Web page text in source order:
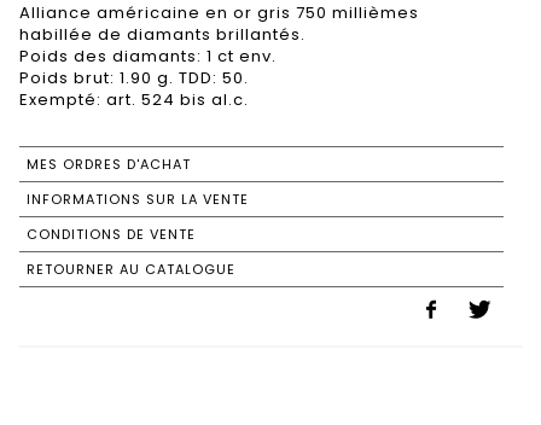
Alliance américaine en or gris 750 millièmes
habillée de diamants brillantés.
Poids des diamants: 1 ct env.
Poids brut: 1.90 g. TDD: 50.
Exempté: art. 524 bis al.c.
MES ORDRES D'ACHAT
INFORMATIONS SUR LA VENTE
CONDITIONS DE VENTE
RETOURNER AU CATALOGUE